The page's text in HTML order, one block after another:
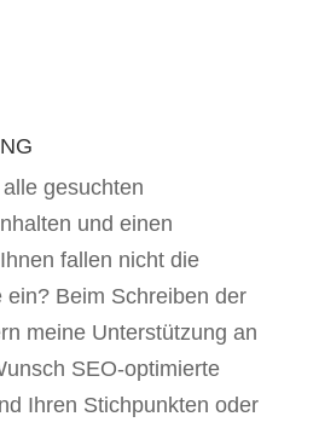
gesuchten
und einen
fallen nicht die
ein? Beim Schreiben der
meine Unterstützung an
SEO-optimierte
Ihren Stichpunkten oder